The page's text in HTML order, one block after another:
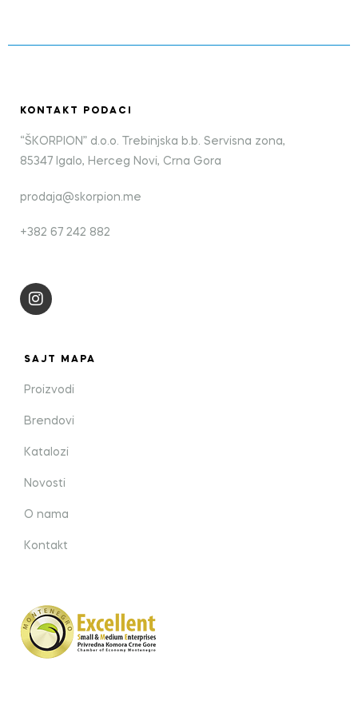
KONTAKT PODACI
“ŠKORPION” d.o.o. Trebinjska b.b. Servisna zona,
85347 Igalo, Herceg Novi, Crna Gora
prodaja@skorpion.me
+382 67 242 882
SAJT MAPA
Proizvodi
Brendovi
Katalozi
Novosti
O nama
Kontakt